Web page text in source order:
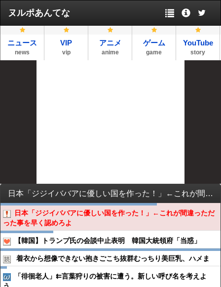
ヌルポあんてな
ニュース
news
VIP
vip
アニメ
anime
ゲーム
game
YouTube
story
日本「ジジイババアに優しい国を作った！」←これが間違っただった事を早く認めろよ
日本「ジジイババアに優しい国を作った！」←これが間違っただ
った事を早く認めろよ
【韓国】トランプ氏の会談中止表明 韓国大統領府「当惑」
着衣から想像できない抱きごこち抜群むっちり美巨乳、ハメま
「徘徊老人」⇇言葉狩りの被害に遭う。新しい呼び名を考えよ